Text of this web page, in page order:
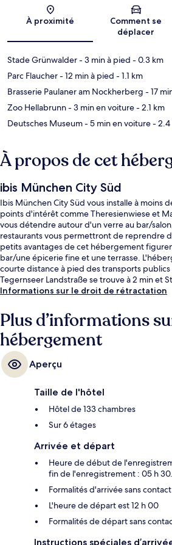
Carte
À proximité
Comment se
déplacer
Stade Grünwalder- 3 min à pied - 0.3 km
Parc Flaucher- 12 min à pied - 1.1 km
Brasserie Paulaner am Nockherberg - 17
Zoo Hellabrunn- 3 min en voiture- 2.1 km
Deutsches Museum- 5 min en voiture- 2.4
À propos de cet
ibis München City Süd
Ibis München City Süd vous installe à moins
points d'intérêt comme Theresienwiese et
vous détendre autour d'un verre au bar/
restaurants vous permettront de reprendre
petits avantages de cet hébergement
bar/une épicerie fine et une terrasse.
courte distance à pied des transports
Tegernseer Landstraße se trouve à 2 min et
Wettersteinplatz, à 6 min.
Informations sur le droit de rétractation
Plus d’informations
hébergement
Aperçu
Taille de l'hôtel
Hôtel de 133 chambres
Sur 6 étages
Arrivée et départ
Heure de début de
fin de l'enregistrement : 05 h 30.
Formalités d'arrivée sans contact
L'heure de départ est 12 h 00
Formalités de départ sans
Instructions spéciales